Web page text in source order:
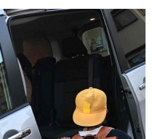
助成・寄付